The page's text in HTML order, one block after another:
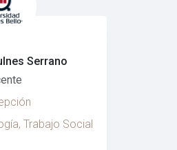
Serrano
Trabajo Social